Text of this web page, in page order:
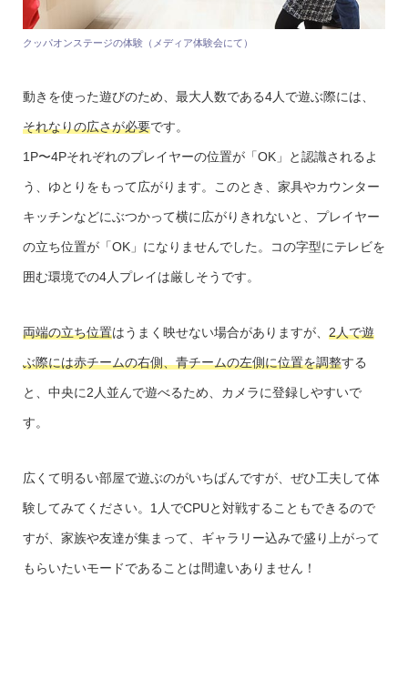
クッパオンステージの体験（メディア体験会にて）
動きを使った遊びのため、最大人数である4人で遊ぶ際には、
それなりの広さが必要です。
1P〜4Pそれぞれのプレイヤーの位置が「OK」と認識されるよ
う、ゆとりをもって広がります。このとき、家具やカウンター
キッチンなどにぶつかって横に広がりきれないと、プレイヤー
の立ち位置が「OK」になりませんでした。コの字型にテレビを
囲む環境での4人プレイは厳しそうです。
両端の立ち位置はうまく映せない場合がありますが、 2人で遊
ぶ際には赤チームの右側、青チームの左側に位置を調整する
と、中央に2人並んで遊べるため、カメラに登録しやすいで
す。
広くて明るい部屋で遊ぶのがいちばんですが、ぜひ工夫して体
験してみてください。1人でCPUと対戦することもできるので
すが、家族や友達が集まって、ギャラリー込みで盛り上がって
もらいたいモードであることは間違いありません！